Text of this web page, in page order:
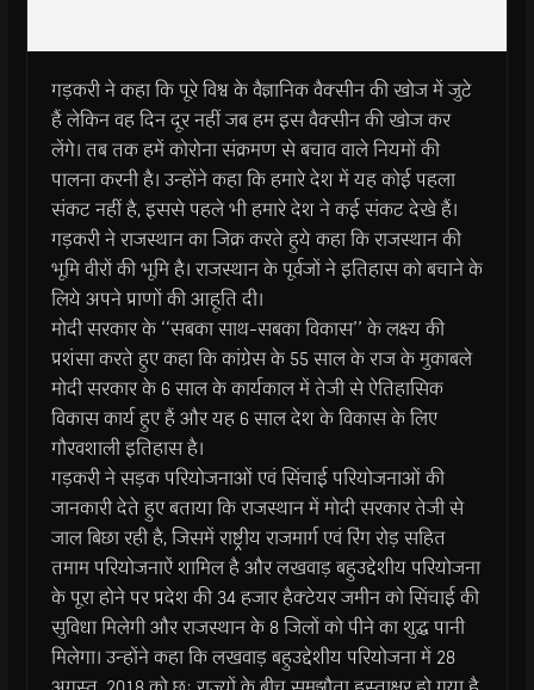
गड़करी ने कहा कि पूरे विश्व के वैज्ञानिक वैक्सीन की खोज में जुटे
हैं लेकिन वह दिन दूर नहीं जब हम इस वैक्सीन की खोज कर
लेंगे। तब तक हमें कोरोना संक्रमण से बचाव वाले नियमों की
पालना करनी है। उन्होंने कहा कि हमारे देश में यह कोई पहला
संकट नहीं है, इससे पहले भी हमारे देश ने कई संकट देखे हैं।
गड़करी ने राजस्थान का जिक्र करते हुये कहा कि राजस्थान की
भूमि वीरों की भूमि है। राजस्थान के पूर्वजों ने इतिहास को बचाने के
लिये अपने प्राणों की आहूति दी।
मोदी सरकार के ‘‘सबका साथ-सबका विकास’’ के लक्ष्य की
प्रशंसा करते हुए कहा कि कांग्रेस के 55 साल के राज के मुकाबले
मोदी सरकार के 6 साल के कार्यकाल में तेजी से ऐतिहासिक
विकास कार्य हुए हैं और यह 6 साल देश के विकास के लिए
गौरवशाली इतिहास है।
गड़करी ने सड़क परियोजनाओं एवं सिंचाई परियोजनाओं की
जानकारी देते हुए बताया कि राजस्थान में मोदी सरकार तेजी से
जाल बिछा रही है, जिसमें राष्ट्रीय राजमार्ग एवं रिंग रोड़ सहित
तमाम परियोजनाऐं शामिल है और लखवाड़ बहुउद्देशीय परियोजना
के पूरा होने पर प्रदेश की 34 हजार हैक्टेयर जमीन को सिंचाई की
सुविधा मिलेगी और राजस्थान के 8 जिलों को पीने का शुद्ध पानी
मिलेगा। उन्होंने कहा कि लखवाड़ बहुउद्देशीय परियोजना में 28